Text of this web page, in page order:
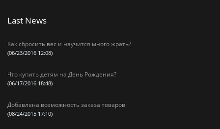
Last News
Как сбросить вес и научится много жрать?
(06/23/2016 12:08)
Что купить детям на День Рождения?
(06/17/2016 18:48)
Добавлена возможность заказа товаров
(08/24/2015 17:10)